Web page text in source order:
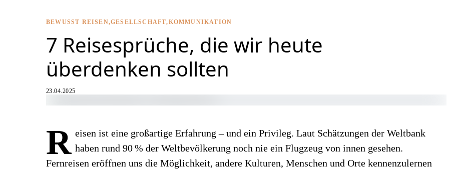
BEWUSST REISEN GESELLSCHAFT KOMMUNIKATION
7 Reisesprüche, die wir heute
überdenken sollten
23.04.2025
R eisen ist eine großartige Erfahrung – und ein Privileg. Laut Schätzungen der Weltbank
haben rund 90 % der Weltbevölkerung noch nie ein Flugzeug von innen gesehen.
Fernreisen eröffnen uns die Möglichkeit, andere Kulturen, Menschen und Orte kennenzulernen